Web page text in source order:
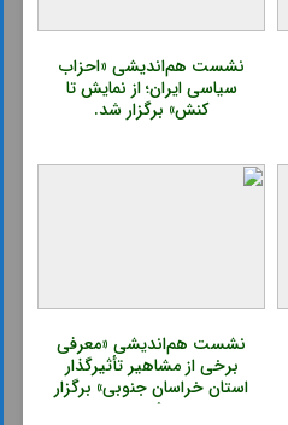
نشست هم‌اندیشی «احزاب
سیاسی ایران؛ از نمایش تا
کنش» برگزار شد.
نشست هم‌اندیشی «معرفی
برخی از مشاهیر تأثیرگذار
استان خراسان جنوبی» برگزار
شد.